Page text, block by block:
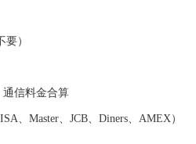
り天」「大分銘菓ざびえる」「吉
に恵まれた自然と都市が共存する
ＰＲも兼ねて返礼品をお送りさせ
す。 ・寄附につきましては、年度
）
通信料金合算
、Master、JCB、Diners、AMEX）